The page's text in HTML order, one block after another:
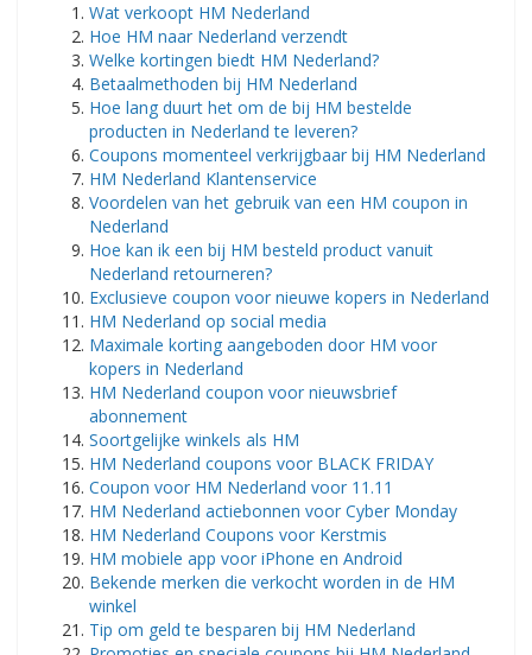
Wat verkoopt HM Nederland
Hoe HM naar Nederland verzendt
Welke kortingen biedt HM Nederland?
Betaalmethoden bij HM Nederland
Hoe lang duurt het om de bij HM bestelde
producten in Nederland te leveren?
Coupons momenteel verkrijgbaar bij HM Nederland
HM Nederland Klantenservice
Voordelen van het gebruik van een HM coupon in
Nederland
Hoe kan ik een bij HM besteld product vanuit
Nederland retourneren?
Exclusieve coupon voor nieuwe kopers in Nederland
HM Nederland op social media
Maximale korting aangeboden door HM voor
kopers in Nederland
HM Nederland coupon voor nieuwsbrief
abonnement
Soortgelijke winkels als HM
HM Nederland coupons voor BLACK FRIDAY
Coupon voor HM Nederland voor 11.11
HM Nederland actiebonnen voor Cyber ​​Monday
HM Nederland Coupons voor Kerstmis
HM mobiele app voor iPhone en Android
Bekende merken die verkocht worden in de HM
winkel
Tip om geld te besparen bij HM Nederland